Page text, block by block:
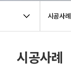
시공사례
시공사례